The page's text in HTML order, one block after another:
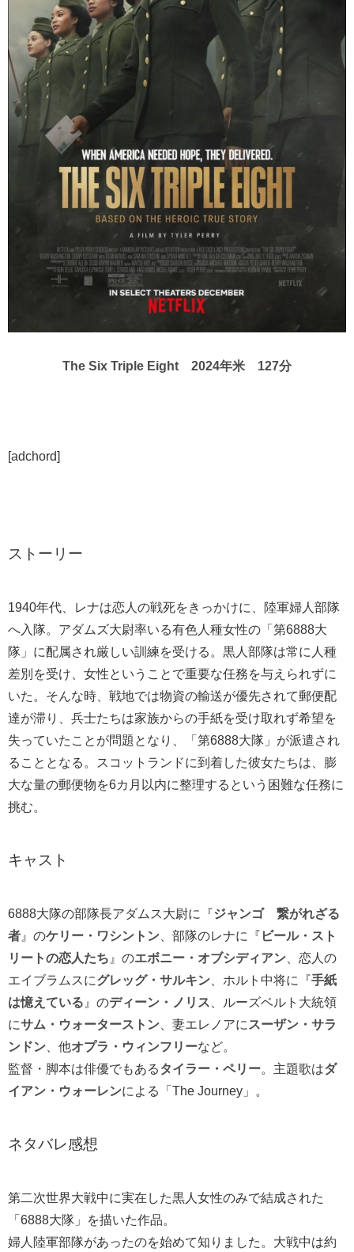
The Six Triple Eight 2024年米 127分
[adchord]
ストーリー
1940年代、レナは恋人の戦死をきっかけに、陸軍婦人部隊
へ入隊。アダムズ大尉率いる有色人種女性の「第6888大
隊」に配属され厳しい訓練を受ける。黒人部隊は常に人種
差別を受け、女性ということで重要な任務を与えられずに
いた。そんな時、戦地では物資の輸送が優先されて郵便配
達が滞り、兵士たちは家族からの手紙を受け取れず希望を
失っていたことが問題となり、「第6888大隊」が派遣され
ることとなる。スコットランドに到着した彼女たちは、膨
大な量の郵便物を6カ月以内に整理するという困難な任務に
挑む。
キャスト
6888大隊の部隊長アダムス大尉に『ジャンゴ 繋がれざる
者 』のケリー・ワシントン 、部隊のレナに『 ビール・スト
リートの恋人たち 』のエボニー・オブシディアン 、恋人の
エイブラムスにグレッグ・サルキン 、ホルト中将に『手紙
は憶えている 』のディーン・ノリス 、ルーズベルト大統領
にサム・ウォーターストン 、妻エレノアに スーザン・サラ
ンドン 、他オプラ・ウィンフリーなど。
監督・脚本は俳優でもあるタイラー・ペリー。主題歌はダ
イアン・ウォーレンによる「The Journey」。
ネタバレ感想
第二次世界大戦中に実在した黒人女性のみで結成された
「6888大隊」を描いた作品。
婦人陸軍部隊があったのを始めて知りました。大戦中は約